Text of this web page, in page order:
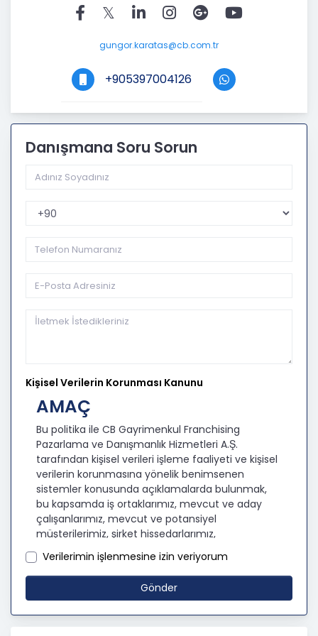
gungor.karatas@cb.com.tr
+905397004126
Danışmana Soru Sorun
Telefon Kodu
Kişisel Verilerin Korunması Kanunu
AMAÇ
Bu politika ile CB Gayrimenkul Franchising
Pazarlama ve Danışmanlık Hizmetleri A.Ş.
tarafından kişisel verileri işleme faaliyeti ve kişisel
verilerin korunmasına yönelik benimsenen
sistemler konusunda açıklamalarda bulunmak,
bu kapsamda iş ortaklarımız, mevcut ve aday
çalışanlarımız, mevcut ve potansiyel
müşterilerimiz, şirket hissedarlarımız,
ziyaretçilerimiz ve üçüncü kişiler başta olmak
üzer kişisel verileri şirketimiz tarafından işlenen
kişilerin bilgilendirilerek şeffaflığın sağlanması
KİŞİSEL VERİLERİN İŞLENMESİ
Verilerimin işlenmesine izin veriyorum
Gönder